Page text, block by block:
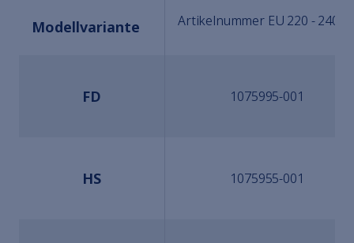
Modellvariante Artikelnummer EU 220 - 240
FD 1075995-001
HS 1075955-001